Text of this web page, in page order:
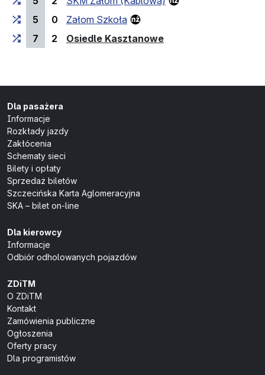
5
0
Załom Szkoła
7
2 Osiedle Kasztanowe(przystanek
Dla pasażera
Informacje
Rozkłady jazdy
Zakłócenia
Schematy sieci
Bilety i opłaty
Sprzedaż biletów
Szczecińska Karta Aglomeracyjna
SKA – bilet on-line
Dla kierowcy
Informacje
Odbiór odholowanych pojazdów
ZDiTM
O ZDiTM
Kontakt
Zamówienia publiczne
Ogłoszenia
Oferty pracy
Dla programistów